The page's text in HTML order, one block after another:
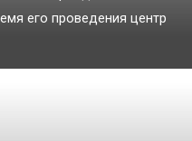
его проведения центр